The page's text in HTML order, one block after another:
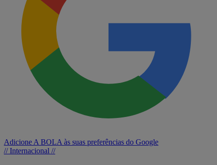
Adicione A BOLA às suas preferências do Google
// Internacional //